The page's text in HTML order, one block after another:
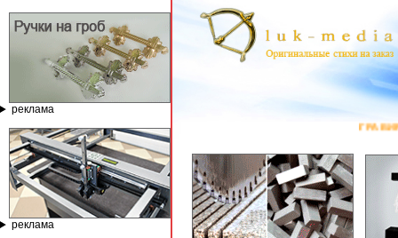
реклама
реклама
ГРАВИРОВАЛЬНЫЕ И ФРЕЗЕРНЫЕ